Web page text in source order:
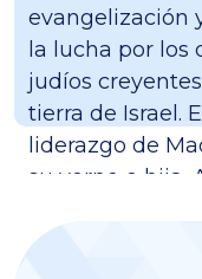
evangelización
la lucha por los
judíos
tierra de Israel.
liderazgo de
su yerno e hija.
en Israel) y seis